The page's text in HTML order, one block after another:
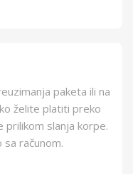
Changzhou AVI
paketa ili na
želite platiti preko
prilikom slanja korpe.
računom.